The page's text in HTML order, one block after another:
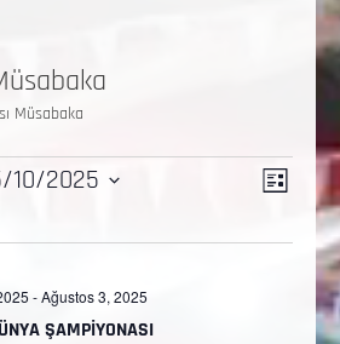
Müsabaka
LISTE
10/2025
ŞAMPİYONASI
-Ağustos 3, 2025